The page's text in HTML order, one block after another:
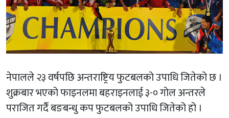
नेपालले २३ वर्षपछि अन्तराष्ट्रिय फुटबलको उपाधि जितेको छ ।
शुक्रबार भएको फाइनलमा बहराइनलाई ३-० गोल अन्तरले
पराजित गर्दै बङबन्धु कप फुटबलको उपाधि जितेको हो ।